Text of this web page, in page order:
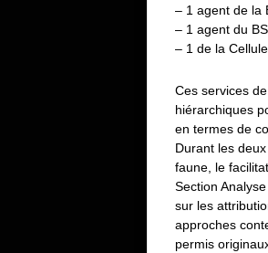
– 1 agent de la
– 1 agent du
– 1 de la
Ces services
hiérarchiques
en termes de
Durant les
faune, le
Section
sur les
approches
permis